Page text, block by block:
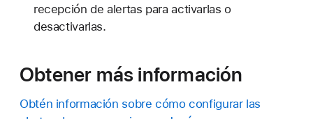
recepción de alertas para activarlas o
desactivarlas.
Obtener más información
Obtén información sobre cómo configurar las